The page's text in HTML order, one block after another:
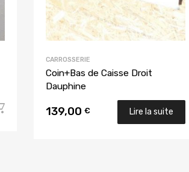
Ajouter au panier
CARROSSERIE
Coin+Bas de Caisse Droit
Dauphine
139,00 € Lire la suite